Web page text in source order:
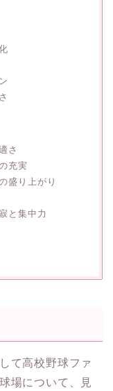
さ
充実
盛り上がり
と集中力
て高校野球ファ
場について、見